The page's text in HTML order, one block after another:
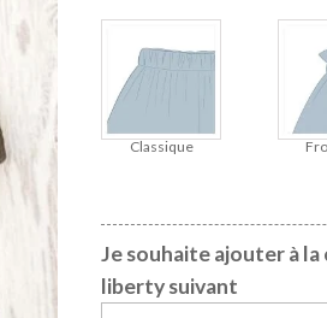
Classique
Je souhaite ajouter à
liberty suivant